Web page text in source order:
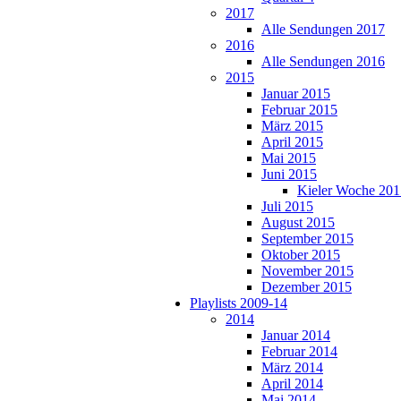
2017
Alle Sendungen 2017
2016
Alle Sendungen 2016
2015
Januar 2015
Februar 2015
März 2015
April 2015
Mai 2015
Juni 2015
Kieler Woche
Juli 2015
August 2015
September 2015
Oktober 2015
November 2015
Dezember 2015
Playlists 2009-14
2014
Januar 2014
Februar 2014
März 2014
April 2014